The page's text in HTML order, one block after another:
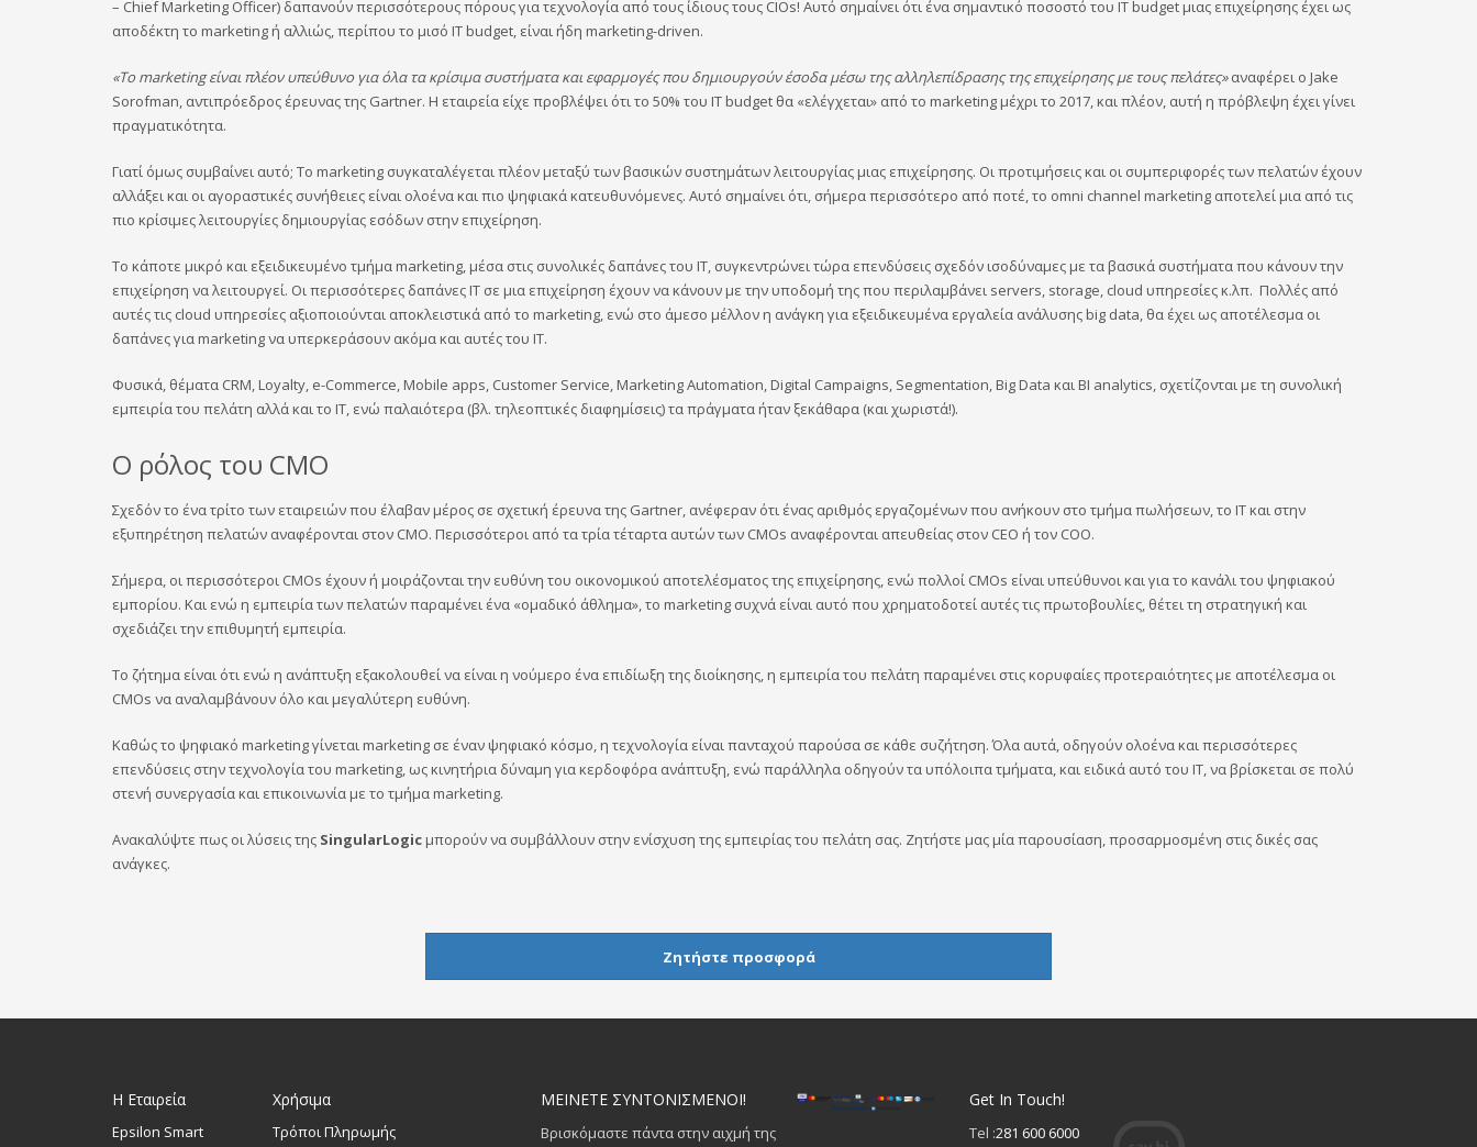
– Chief Marketing Officer) δαπανούν περισσότερους πόρους για τεχνολογία από τους ίδιους τους CIOs! Αυτό σημαίνει ότι ένα σημαντικό ποσοστό του IT budget μιας επιχείρησης έχει ως
αποδέκτη το marketing ή αλλιώς, περίπου το μισό IT budget, είναι ήδη marketing-driven.
«Το marketing είναι πλέον υπεύθυνο για όλα τα κρίσιμα συστήματα και εφαρμογές που δημιουργούν έσοδα μέσω της αλληλεπίδρασης της επιχείρησης με τους πελάτες»αναφέρει ο Jake
Sorofman, αντιπρόεδρος έρευνας της Gartner. Η εταιρεία είχε προβλέψει ότι το 50% του IT budget θα «ελέγχεται» από το marketing μέχρι το 2017, και πλέον, αυτή η πρόβλεψη έχει γίνει
πραγματικότητα.
Γιατί όμως συμβαίνει αυτό; Το marketing συγκαταλέγεται πλέον μεταξύ των βασικών συστημάτων λειτουργίας μιας επιχείρησης. Οι προτιμήσεις και οι συμπεριφορές των πελατών έχουν
αλλάξει και οι αγοραστικές συνήθειες είναι ολοένα και πιο ψηφιακά κατευθυνόμενες. Αυτό σημαίνει ότι, σήμερα περισσότερο από ποτέ, το omni channel marketing αποτελεί μια από τις
πιο κρίσιμες λειτουργίες δημιουργίας εσόδων στην επιχείρηση.
Το κάποτε μικρό και εξειδικευμένο τμήμα marketing, μέσα στις συνολικές δαπάνες του ΙΤ, συγκεντρώνει τώρα επενδύσεις σχεδόν ισοδύναμες με τα βασικά συστήματα που κάνουν την
επιχείρηση να λειτουργεί. Οι περισσότερες δαπάνες ΙΤ σε μια επιχείρηση έχουν να κάνουν με την υποδομή της που περιλαμβάνει servers, storage, cloud υπηρεσίες κ.λπ. Πολλές από
αυτές τις cloud υπηρεσίες αξιοποιούνται αποκλειστικά από το marketing, ενώ στο άμεσο μέλλον η ανάγκη για εξειδικευμένα εργαλεία ανάλυσης big data, θα έχει ως αποτέλεσμα οι
δαπάνες για marketing να υπερκεράσουν ακόμα και αυτές του ΙΤ.
Φυσικά, θέματα CRM, Loyalty, e-Commerce, Mobile apps, Customer Service, Marketing Automation, Digital Campaigns, Segmentation, Big Data και BI analytics, σχετίζονται με τη συνολική
εμπειρία του πελάτη αλλά και το ΙΤ, ενώ παλαιότερα (βλ. τηλεοπτικές διαφημίσεις) τα πράγματα ήταν ξεκάθαρα (και χωριστά!).
Ο ρόλος του CMO
Σχεδόν το ένα τρίτο των εταιρειών που έλαβαν μέρος σε σχετική έρευνα της Gartner, ανέφεραν ότι ένας αριθμός εργαζομένων που ανήκουν στο τμήμα πωλήσεων, το ΙΤ και στην
εξυπηρέτηση πελατών αναφέρονται στον CMO. Περισσότεροι από τα τρία τέταρτα αυτών των CMOs αναφέρονται απευθείας στον CEO ή τον COO.
Σήμερα, οι περισσότεροι CMOs έχουν ή μοιράζονται την ευθύνη του οικονομικού αποτελέσματος της επιχείρησης, ενώ πολλοί CMOs είναι υπεύθυνοι και για το κανάλι του ψηφιακού
εμπορίου. Και ενώ η εμπειρία των πελατών παραμένει ένα «ομαδικό άθλημα», το marketing συχνά είναι αυτό που χρηματοδοτεί αυτές τις πρωτοβουλίες, θέτει τη στρατηγική και
σχεδιάζει την επιθυμητή εμπειρία.
Το ζήτημα είναι ότι ενώ η ανάπτυξη εξακολουθεί να είναι η νούμερο ένα επιδίωξη της διοίκησης, η εμπειρία του πελάτη παραμένει στις κορυφαίες προτεραιότητες με αποτέλεσμα οι
CMOs να αναλαμβάνουν όλο και μεγαλύτερη ευθύνη.
Καθώς το ψηφιακό marketing γίνεται marketing σε έναν ψηφιακό κόσμο, η τεχνολογία είναι πανταχού παρούσα σε κάθε συζήτηση. Όλα αυτά, οδηγούν ολοένα και περισσότερες
επενδύσεις στην τεχνολογία του marketing, ως κινητήρια δύναμη για κερδοφόρα ανάπτυξη, ενώ παράλληλα οδηγούν τα υπόλοιπα τμήματα, και ειδικά αυτό του ΙΤ, να βρίσκεται σε πολύ
στενή συνεργασία και επικοινωνία με το τμήμα marketing.
Ανακαλύψτε πως οι λύσεις της SingularLogicμπορούν να συμβάλλουν στην ενίσχυση της εμπειρίας του πελάτη σας. Ζητήστε μας μία παρουσίαση, προσαρμοσμένη στις δικές σας
ανάγκες.
Ζητήστε προσφορά
Η Εταιρεία
Epsilon Smart
Χρήσιμα
Τρόποι Πληρωμής
ΜΕΙΝΕΤΕ ΣΥΝΤΟΝΙΣΜΕΝΟΙ!
Βρισκόμαστε πάντα στην αιχμή της
Get In Touch!
Tel :281 600 6000